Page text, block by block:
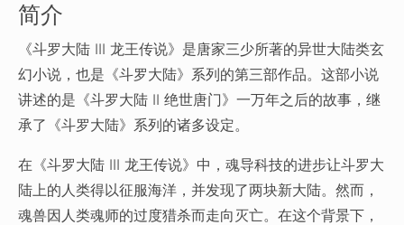
简介
《斗罗大陆 III 龙王传说》是唐家三少所著的异世大陆类玄
幻小说，也是《斗罗大陆》系列的第三部作品。这部小说
讲述的是《斗罗大陆 II 绝世唐门》一万年之后的故事，继
承了《斗罗大陆》系列的诸多设定。
在《斗罗大陆 III 龙王传说》中，魂导科技的进步让斗罗大
陆上的人类得以征服海洋，并发现了两块新大陆。然而，
魂兽因人类魂师的过度猎杀而走向灭亡。在这个背景下，